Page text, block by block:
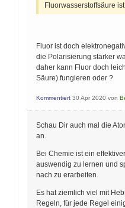
Fluorwasserstoffsäure ist
Fluor ist doch
die Polarisierung stärker
daher kann Fluor doch
Säure) fungieren oder ?
Kommentiert 30 Apr 2020 von
Schau Dir auch mal die
an.
Bei Chemie ist ein
auswendig zu lernen und
nach zu erarbeiten.
Es hat ziemlich viel mit
Regeln, für jede Regel